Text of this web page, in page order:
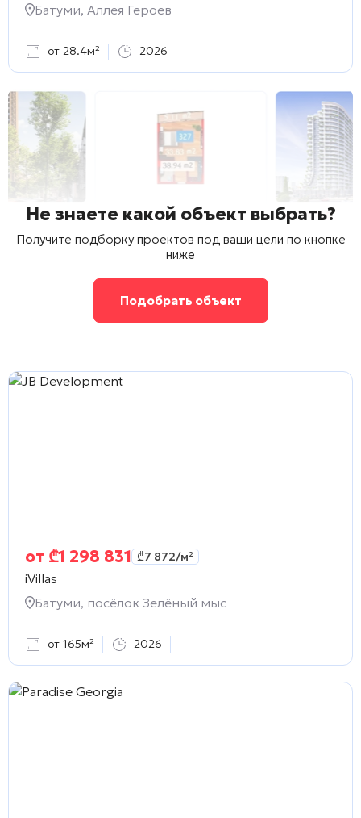
Батуми, Аллея Героев
от 28.4м² 2026
Не знаете какой объект выбрать?
Получите подборку проектов под ваши цели по кнопке
ниже
Подобрать объект
от ₾1 298 831 ₾7 872/м²
iVillas
Батуми, посёлок Зелёный мыс
от 165м² 2026